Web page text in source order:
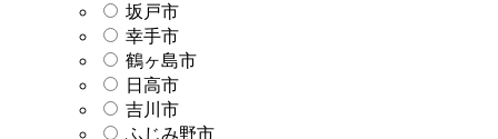
坂戸市
幸手市
鶴ヶ島市
日高市
吉川市
ふじみ野市